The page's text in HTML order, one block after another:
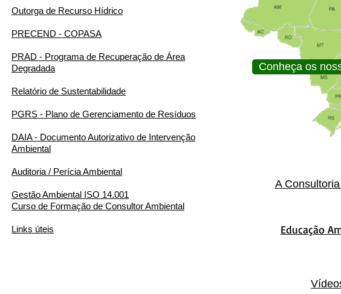
Outorga de Recurso Hídrico
PRECEND - COPASA
PRAD - Programa de Recuperação de Área
Degradada
Relatório de Sustentabilidade
PGRS - Plano de Gerenciamento de Resíduos
DAIA - Documento Autorizativo de Intervenção
Ambiental
Auditoria / Perícia Ambiental
Gestão Ambiental ISO 14.001
Curso de Formação de Consultor Ambiental
Links úteis
Conheça os
A
Educação